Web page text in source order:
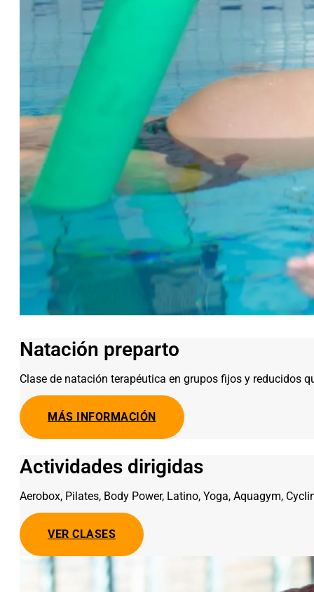
Natación preparto
Clase de natación terapéutica en grupos fijos y reducidos
MÁS INFORMACIÓN
Actividades dirigidas
Aerobox, Pilates, Body Power, Latino, Yoga, Aquagym,
VER CLASES